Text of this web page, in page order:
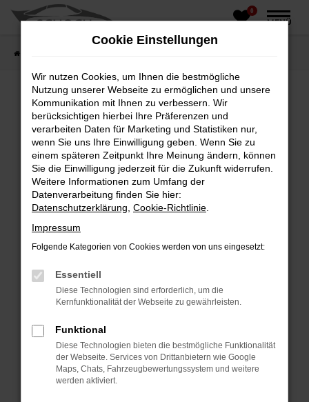
Zum
0
MENÜ
Fehler: Network Error
Beim Laden ist ein Fehler aufgetreten.
Hier sind ein paar Tipps, die dir helfen können:
Überprüfe deine Firewall und deine
Internetverbindung.
Laden andere Webseiten, zum Beispiel deine
Suchmaschine?
Prüfe deine Browsererweiterungen.
können das Laden bestimmter Seiten
verhindern. Funktioniert die Seite in einem
Fenster?
Starte dein Gerät neu.
Das kann manchmal helfen, vorübergehende
Probleme zu beheben.
Cookie Einstellungen
Wir nutzen Cookies, um Ihnen die bestmögliche
Nutzung unserer Webseite zu ermöglichen und unsere
Kommunikation mit Ihnen zu verbessern. Wir
berücksichtigen hierbei Ihre Präferenzen und
verarbeiten Daten für Marketing und Statistiken nur,
wenn Sie uns Ihre Einwilligung geben. Wenn Sie zu
einem späteren Zeitpunkt Ihre Meinung ändern, können
Sie die Einwilligung jederzeit für die Zukunft widerrufen.
Weitere Informationen zum Umfang der
Datenverarbeitung finden Sie hier:
Datenschutzerklärung Cookie-Richtlinie
Impressum
Folgende Kategorien von Cookies werden von uns eingesetzt:
Essentiell
Diese Technologien sind erforderlich, um die
Kernfunktionalität der Webseite zu gewährleisten.
Funktional
Diese Technologien bieten die bestmögliche Funktionalität
der Webseite. Services von Drittanbietern wie Google
Maps, Chats, Fahrzeugbewertungssystem und weitere
werden aktiviert.